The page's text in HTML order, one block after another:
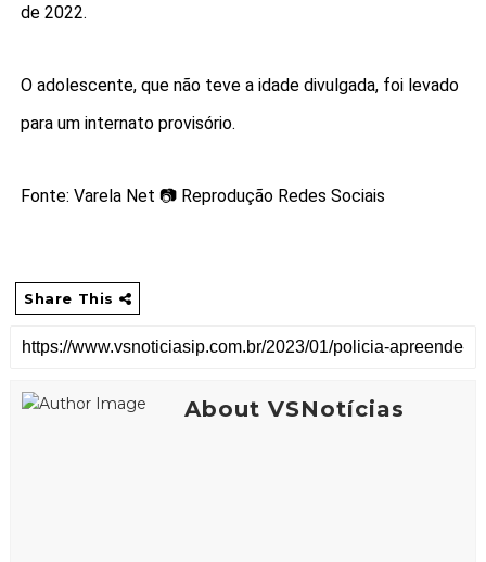
de 2022.
O adolescente, que não teve a idade divulgada, foi levado
para um internato provisório.
Fonte: Varela Net 📷 Reprodução Redes Sociais
Share This
About VSNotícias